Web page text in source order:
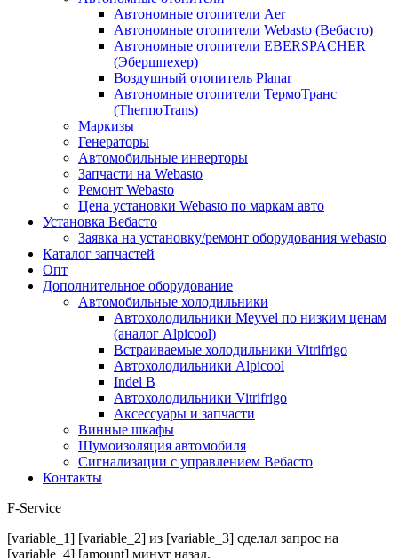
Автономные отопители Аer
Автономные отопители Webasto (Вебасто)
Автономные отопители EBERSPACHER
(Эбершпехер)
Воздушный отопитель Planar
Автономные отопители ТермоТранс
(ThermoTrans)
Маркизы
Генераторы
Автомобильные инверторы
Запчасти на Webasto
Ремонт Webasto
Цена установки Webasto по маркам авто
Установка Вебасто
Заявка на установку/ремонт оборудования webasto
Каталог запчастей
Опт
Дополнительное оборудование
Автомобильные холодильники
Автохолодильники Meyvel по низким ценам
(аналог Alpicool)
Встраиваемые холодильники Vitrifrigo
Автохолодильники Alpicool
Indel B
Автохолодильники Vitrifrigo
Аксессуары и запчасти
Винные шкафы
Шумоизоляция автомобиля
Сигнализации с управлением Вебасто
Контакты
F-Service
[variable_1] [variable_2] из [variable_3] сделал запрос на
[variable_4] [amount] минут назад.